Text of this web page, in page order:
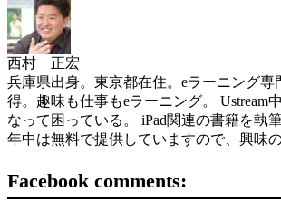
西村 正宏
兵庫県出身。東京都在住。eラーニング
得。趣味も仕事もeラーニング。 Ustream
なって困っている。 iPad関連の書籍を執
年中は無料で提供していますので、興味
Facebook comments: